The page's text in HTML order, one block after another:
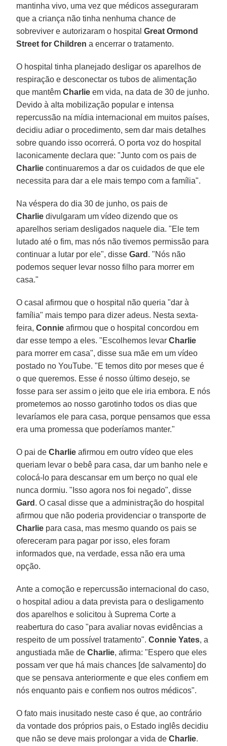
mantinha vivo, uma vez que médicos asseguraram
que a criança não tinha nenhuma chance de
sobreviver e autorizaram o hospitalGreat Ormond
Street for Children a encerrar o tratamento.
O hospital tinha planejado desligar os aparelhos de
respiração e desconectar os tubos de alimentação
que mantêmCharlie em vida, na data de 30 de junho.
Devido à alta mobilização popular e intensa
repercussão na mídia internacional em muitos países,
decidiu adiar o procedimento, sem dar mais detalhes
sobre quando isso ocorrerá. O porta voz do hospital
laconicamente declara que: "Junto com os pais de
Charlie continuaremos a dar os cuidados de que ele
necessita para dar a ele mais tempo com a família".
Na véspera do dia 30 de junho, os pais de
Charlie divulgaram um vídeo dizendo que os
aparelhos seriam desligados naquele dia. "Ele tem
lutado até o fim, mas nós não tivemos permissão para
continuar a lutar por ele", disseGard . "Nós não
podemos sequer levar nosso filho para morrer em
casa."
O casal afirmou que o hospital não queria "dar à
família" mais tempo para dizer adeus. Nesta sexta-
feira,Connie afirmou que o hospital concordou em
dar esse tempo a eles. "Escolhemos levarCharlie
para morrer em casa", disse sua mãe em um vídeo
postado no YouTube. "E temos dito por meses que é
o que queremos. Esse é nosso último desejo, se
fosse para ser assim o jeito que ele iria embora. E nós
prometemos ao nosso garotinho todos os dias que
levaríamos ele para casa, porque pensamos que essa
era uma promessa que poderíamos manter."
O pai deCharlie afirmou em outro vídeo que eles
queriam levar o bebê para casa, dar um banho nele e
colocá-lo para descansar em um berço no qual ele
nunca dormiu. "Isso agora nos foi negado", disse
Gard . O casal disse que a administração do hospital
afirmou que não poderia providenciar o transporte de
Charlie para casa, mas mesmo quando os pais se
ofereceram para pagar por isso, eles foram
informados que, na verdade, essa não era uma
opção.
Ante a comoção e repercussão internacional do caso,
o hospital adiou a data prevista para o desligamento
dos aparelhos e solicitou à Suprema Corte a
reabertura do caso "para avaliar novas evidências a
respeito de um possível tratamento".Connie Yates, a
angustiada mãe deCharlie, afirma: "Espero que eles
possam ver que há mais chances [de salvamento] do
que se pensava anteriormente e que eles confiem em
nós enquanto pais e confiem nos outros médicos".
O fato mais inusitado neste caso é que, ao contrário
da vontade dos próprios pais, o Estado inglês decidiu
que não se deve mais prolongar a vida deCharlie.